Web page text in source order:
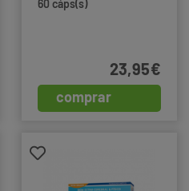
60 cáps(s)
comprar
23,95€